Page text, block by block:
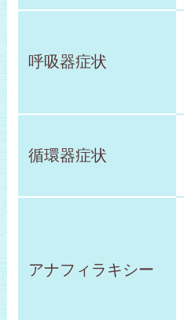
呼吸器症状
循環器症状
アナフィラキシー